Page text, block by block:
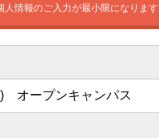
情報のご入力が最小限になります
オープンキャンパス